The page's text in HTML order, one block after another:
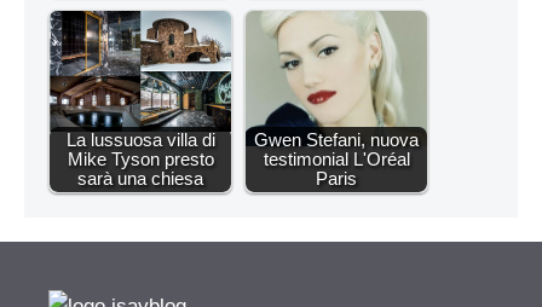
La lussuosa villa di
Mike Tyson presto
sarà una chiesa
Gwen Stefani, nuova
testimonial L'Oréal
Paris